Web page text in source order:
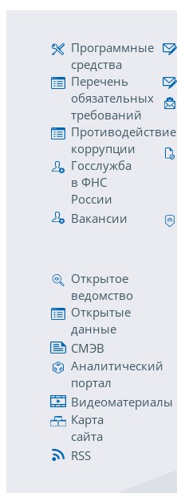
Программные
средства
Перечень
обязательных
требований
Противодействие
коррупции
Госслужба
в ФНС
России
Вакансии
Открытое
ведомство
Открытые
данные
СМЭВ
Аналитический
портал
Видеоматериалы
Карта
сайта
RSS